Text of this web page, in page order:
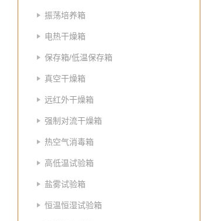
振荡培养箱
电热干燥箱
保存箱/低温保存箱
真空干燥箱
远红外干燥箱
强制对流干燥箱
热空气消毒箱
高低温试验箱
盐雾试验箱
恒温恒湿试验箱